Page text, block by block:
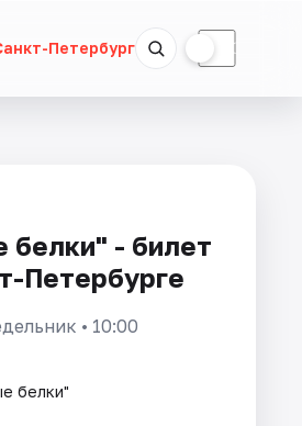
Петербург ☾
белки" - билет
Петербурге
• 10:00
белки"